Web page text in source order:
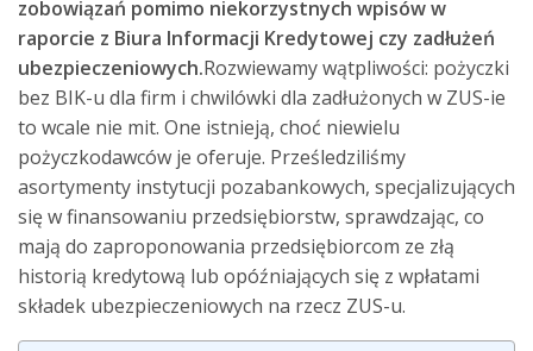
zobowiązań pomimo niekorzystnych wpisów w
raporcie z Biura Informacji Kredytowej czy zadłużeń
ubezpieczeniowych.Rozwiewamy wątpliwości: pożyczki
bez BIK-u dla firm i chwilówki dla zadłużonych w ZUS-ie
to wcale nie mit. One istnieją, choć niewielu
pożyczkodawców je oferuje. Prześledziliśmy
asortymenty instytucji pozabankowych, specjalizujących
się w finansowaniu przedsiębiorstw, sprawdzając, co
mają do zaproponowania przedsiębiorcom ze złą
historią kredytową lub opóźniających się z wpłatami
składek ubezpieczeniowych na rzecz ZUS-u.